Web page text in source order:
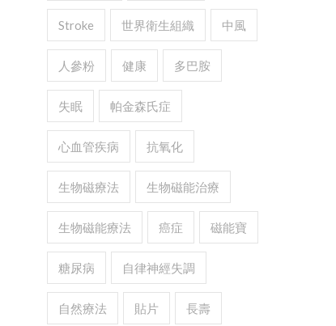
Stroke 世界衛生組織 中風
人參粉 健康 多巴胺
失眠 帕金森氏症
心血管疾病 抗氧化
生物磁療法 生物磁能治療
生物磁能療法 癌症 磁能寶
糖尿病 自律神經失調
自然療法 貼片 長壽